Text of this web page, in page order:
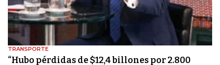
TRANSPORTE
“Hubo pérdidas de $12,4 billones por 2.800